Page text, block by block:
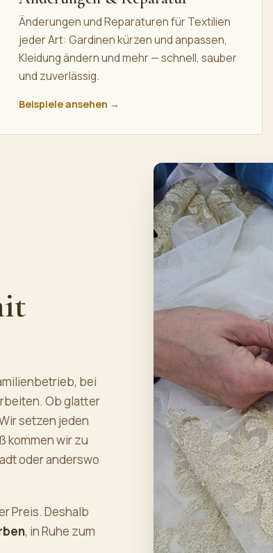
Änderungen und Reparaturen für Textilien
jeder Art: Gardinen kürzen und anpassen,
Kleidung ändern und mehr — schnell, sauber
und zuverlässig.
Beispiele ansehen →
bei
Ob glatter
setzen jeden
kommen wir zu
oder anderswo
Preis. Deshalb
, in Ruhe zum